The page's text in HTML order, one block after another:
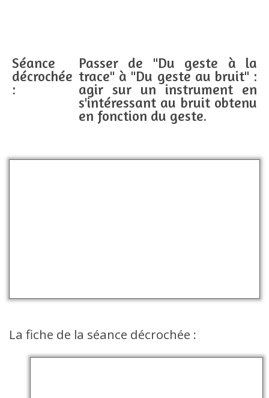
Séance
décrochée
:
Passer de "Du geste à la
trace" à "Du geste au bruit" :
agir sur un instrument en
s'intéressant au bruit obtenu
en fonction du geste.
La fiche de la séance décrochée :